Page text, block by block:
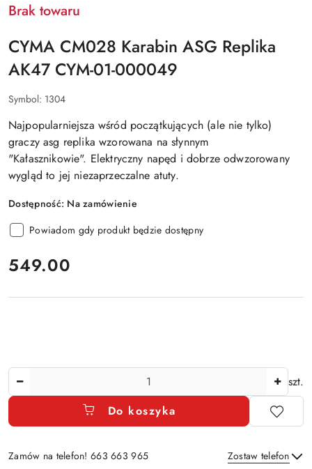
Brak towaru
CYMA CM028 Karabin ASG Replika
AK47 CYM-01-000049
Symbol: 1304
Najpopularniejsza wśród początkujących (ale nie tylko)
graczy asg replikawzorowana na słynnym
"Kałasznikowie". Elektryczny napęd i dobrze odwzorowany
wygląd to jej niezaprzeczalne atuty.
Dostępność: Na zamówienie
Powiadom gdy produkt będzie dostępny
cena:
549.00
szt.
Do koszyka
Zamów na telefon! 663 663 965 Zostaw telefon